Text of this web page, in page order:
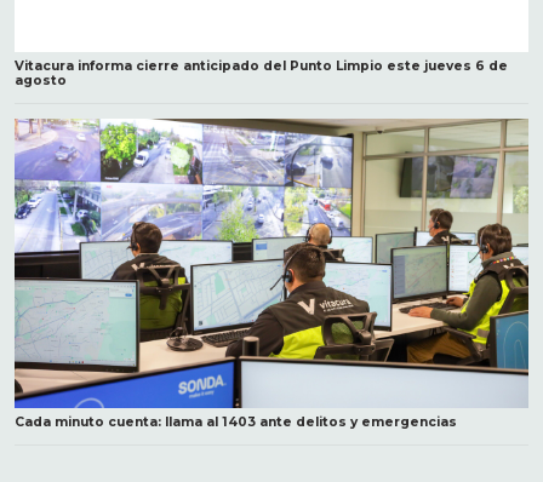
Vitacura informa cierre anticipado del Punto Limpio este jueves 6 de
agosto
Cada minuto cuenta: llama al 1403 ante delitos y emergencias